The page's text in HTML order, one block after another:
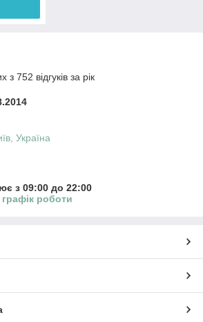
з 752 відгуків за рік
Україна
з 09:00 до 22:00
роботи